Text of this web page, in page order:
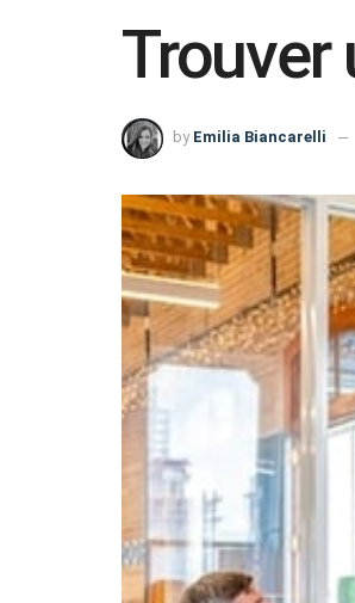
Trouver
by Emilia Biancarelli